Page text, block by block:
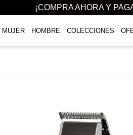
¡COMPRA AHORA Y
MUJER HOMBRE COLECCIONES